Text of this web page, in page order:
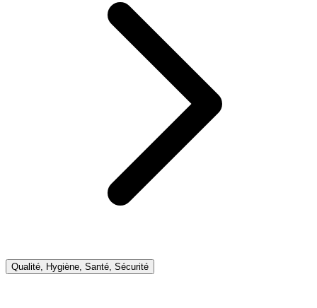
Qualité, Hygiène, Santé, Sécurité